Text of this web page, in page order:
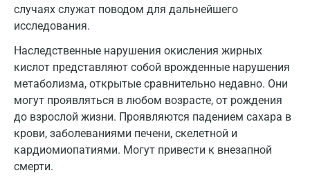
случаях служат поводом для дальнейшего
исследования.
Наследственные нарушения окисления жирных
кислот представляют собой врожденные нарушения
метаболизма, открытые сравнительно недавно. Они
могут проявляться в любом возрасте, от рождения
до взрослой жизни. Проявляются падением сахара в
крови, заболеваниями печени, скелетной и
кардиомиопатиями. Могут привести к внезапной
смерти.
Краснодар
Красноярск
Курск
Лабинск
Липецк
Лобня
Люберцы